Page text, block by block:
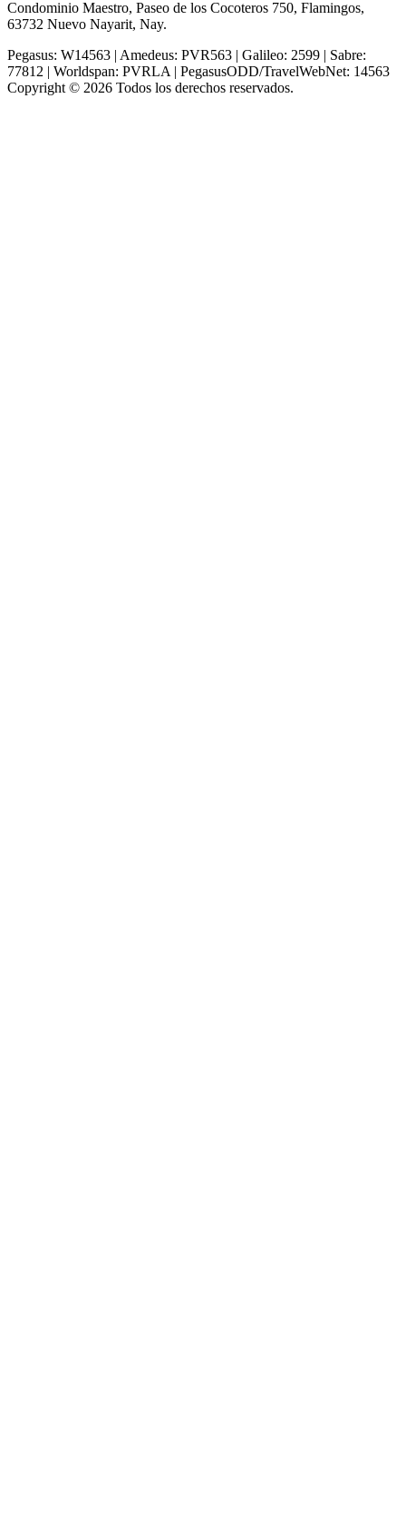
Condominio Maestro, Paseo de los Cocoteros 750, Flamingos,
63732 Nuevo Nayarit, Nay.
Pegasus: W14563 | Amedeus: PVR563 | Galileo: 2599 | Sabre:
77812 | Worldspan: PVRLA | PegasusODD/TravelWebNet: 14563
Copyright © 2026 Todos los derechos reservados.